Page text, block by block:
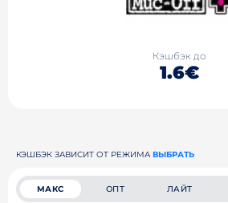
Кэшбэк до
1.6€
КЭШБЭК ЗАВИСИТ ОТ РЕЖИМА ВЫБРАТЬ
МАКС ОПТ ЛАЙТ